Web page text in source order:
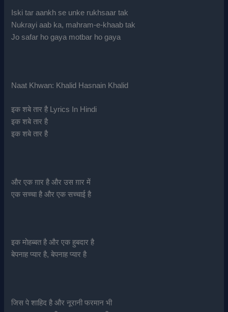
Iski tar aankh se unke rukhsaar tak
Nukrayi aab ka, mahram-e-khaab tak
Jo safar ho gaya motbar ho gaya
Naat Khwan: Khalid Hasnain Khalid
इक शबे तार है Lyrics In Hindi
इक शबे तार है
इक शबे तार है
और एक ग़ार है और उस ग़ार में
एक सच्चा है और एक सच्चाई है
इक मोहब्बत है और एक हुबदार है
बेपनाह प्यार है, बेपनाह प्यार है
जिस पे शाहिद है और नूरानी फरमान भी